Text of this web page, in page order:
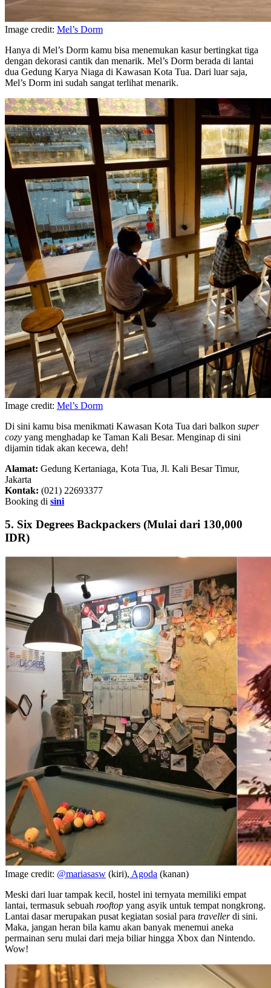
Image credit: Mel’s Dorm
Hanya di Mel’s Dorm kamu bisa menemukan kasur bertingkat tiga
dengan dekorasi cantik dan menarik. Mel’s Dorm berada di lantai
dua Gedung Karya Niaga di Kawasan Kota Tua. Dari luar saja,
Mel’s Dorm ini sudah sangat terlihat menarik.
Image credit: Mel’s Dorm
Di sini kamu bisa menikmati Kawasan Kota Tua dari balkon super
cozy yang menghadap ke Taman Kali Besar. Menginap di sini
dijamin tidak akan kecewa, deh!
Alamat: Gedung Kertaniaga, Kota Tua, Jl. Kali Besar Timur,
Jakarta
Kontak: (021) 22693377
Booking di sini
5. Six Degrees Backpackers (Mulai dari 130,000
IDR)
Image credit: @mariasasw (kiri), Agoda (kanan)
Meski dari luar tampak kecil, hostel ini ternyata memiliki empat
lantai, termasuk sebuah rooftop yang asyik untuk tempat nongkrong.
Lantai dasar merupakan pusat kegiatan sosial para travellerdi sini.
Maka, jangan heran bila kamu akan banyak menemui aneka
permainan seru mulai dari meja biliar hingga Xbox dan Nintendo.
Wow!